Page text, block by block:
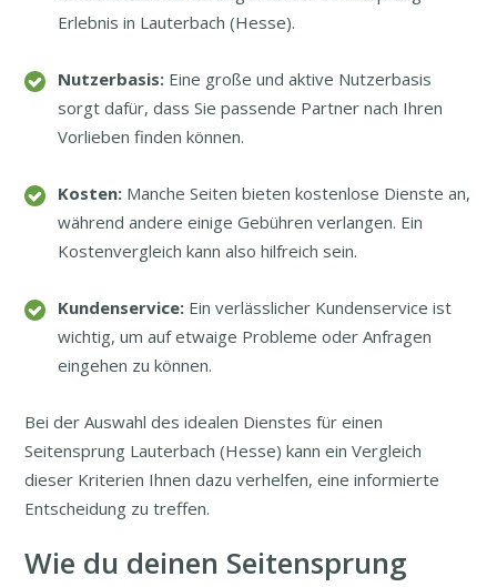
Erlebnis in Lauterbach (Hesse).
Nutzerbasis: Eine große und aktive Nutzerbasis
sorgt dafür, dass Sie passende Partner nach Ihren
Vorlieben finden können.
Kosten: Manche Seiten bieten kostenlose Dienste an,
während andere einige Gebühren verlangen. Ein
Kostenvergleich kann also hilfreich sein.
Kundenservice: Ein verlässlicher Kundenservice ist
wichtig, um auf etwaige Probleme oder Anfragen
eingehen zu können.
Bei der Auswahl des idealen Dienstes für einen
Seitensprung Lauterbach (Hesse) kann ein Vergleich
dieser Kriterien Ihnen dazu verhelfen, eine informierte
Entscheidung zu treffen.
Wie du deinen Seitensprung